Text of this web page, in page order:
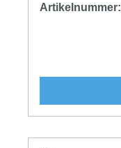
Artikelnummer: